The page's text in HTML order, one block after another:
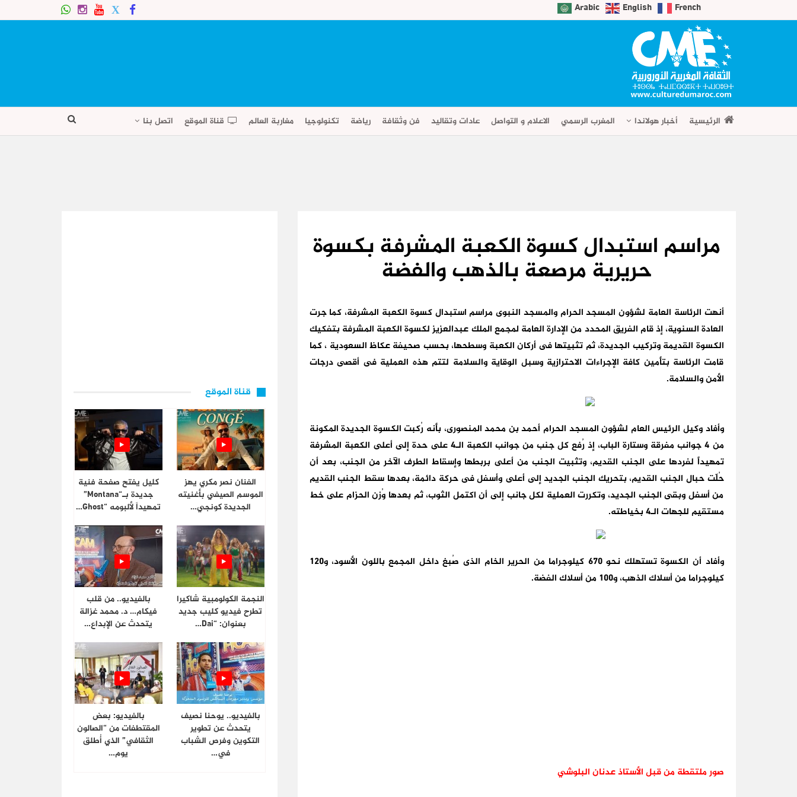
Arabic English French
الرئيسية أخبار هولاندا المغرب الرسمي الاعلام و التواصل عادات وتقاليد فن وثقافة رياضة تكنولوجيا مغاربة العالم قناة الموقع اتصل بنا
مراسم استبدال كسوة الكعبة المشرفة بكسوة
حريرية مرصعة بالذهب والفضة
أنهت الرئاسة العامة لشؤون المسجد الحرام والمسجد النبوى مراسم استبدال كسوة الكعبة المشرفة، كما جرت
العادة السنوية، إذ قام الفريق المحدد من الإدارة العامة لمجمع الملك عبدالعزيز لكسوة الكعبة المشرفة بتفكيك
الكسوة القديمة وتركيب الجديدة، ثم تثبيتها فى أركان الكعبة وسطحها، بحسب صحيفة عكاظ السعودية ، كما
قامت الرئاسة بتأمين كافة الإجراءات الاحترازية وسبل الوقاية والسلامة لتتم هذه العملية فى أقصى درجات
الأمن والسلامة.
وأفاد وكيل الرئيس العام لشؤون المسجد الحرام أحمد بن محمد المنصورى، بأنه رُكبت الكسوة الجديدة المكونة
من 4 جوانب مفرقة وستارة الباب، إذ رُفع كل جنب من جوانب الكعبة الـ4 على حدة إلى أعلى الكعبة المشرفة
تمهيداً لفردها على الجنب القديم، وتثبيت الجنب من أعلى بربطها وإسقاط الطرف الآخر من الجنب، بعد أن
حُلّت حبال الجنب القديم، بتحريك الجنب الجديد إلى أعلى وأسفل فى حركة دائمة، بعدها سقط الجنب القديم
من أسفل وبقى الجنب الجديد، وتكررت العملية لكل جانب إلى أن اكتمل الثوب، ثم بعدها وُزن الحزام على خط
مستقيم للجهات الـ4 بخياطته.
وأفاد أن الكسوة تستهلك نحو 670 كيلوجراما من الحرير الخام الذى صُبغ داخل المجمع باللون الأسود، و120
كيلوجراما من أسلاك الذهب، و100 من أسلاك الفضة.
صور ملتقطة من قبل الأستاذ عدنان البلوشي
قناة الموقع
الفنان نصر مكري يهز
الموسم الصيفي بأغنيته
الجديدة كونجي…
كليل يفتح صفحة فنية
جديدة بـ“Montana”
تمهيداً لألبومه “Ghost…
النجمة الكولومبية شاكيرا
تطرح فيديو كليب جديد
بعنوان: “Dai…
بالفيديو.. من قلب
فيكام… د. محمد غزالة
يتحدث عن الإبداع…
بالفيديو.. يوحنا نصيف
يتحدث عن تطوير
التكوين وفرص الشباب
في…
بالفيديو: بعض
المقتطفات من “الصالون
الثقافي” الذي أُطلق
يوم…